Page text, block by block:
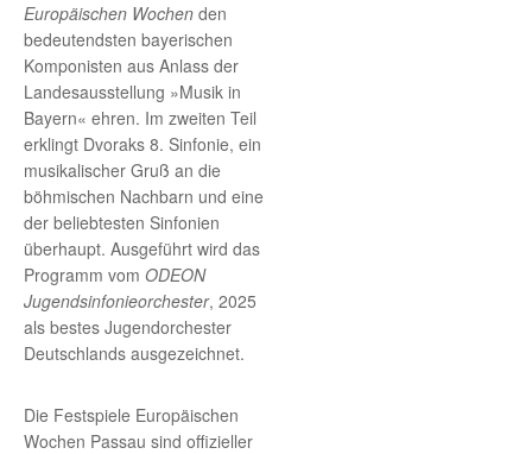
Europäischen Wochen den
bedeutendsten bayerischen
Komponisten aus Anlass der
Landesausstellung »Musik in
Bayern« ehren. Im zweiten Teil
erklingt Dvoraks 8. Sinfonie, ein
musikalischer Gruß an die
böhmischen Nachbarn und eine
der beliebtesten Sinfonien
überhaupt. Ausgeführt wird das
Programm vom ODEON
Jugendsinfonieorchester, 2025
als bestes Jugendorchester
Deutschlands ausgezeichnet.
Die Festspiele Europäischen
Wochen Passau sind offizieller